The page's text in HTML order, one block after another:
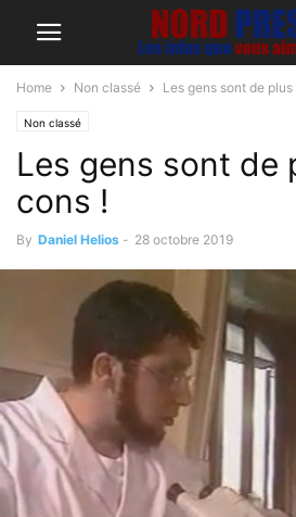
Home Non classé Les gens sont de
Non classé
Les gens sont de
cons !
By Daniel Helios - 28 octobre 2019